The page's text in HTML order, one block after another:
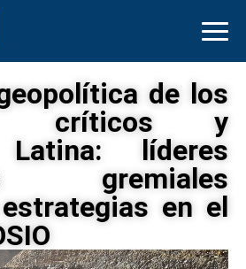
de los
críticos y
líderes
gremiales
en el